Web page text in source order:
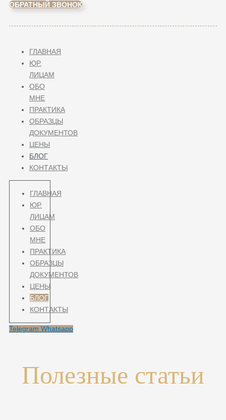
ОБРАТНЫЙ ЗВОНОК
ГЛАВНАЯ
ЮР.
ЛИЦАМ
ОБО
МНЕ
ПРАКТИКА
ОБРАЗЦЫ
ДОКУМЕНТОВ
ЦЕНЫ
БЛОГ
КОНТАКТЫ
ГЛАВНАЯ
ЮР.
ЛИЦАМ
ОБО
МНЕ
ПРАКТИКА
ОБРАЗЦЫ
ДОКУМЕНТОВ
ЦЕНЫ
БЛОГ
КОНТАКТЫ
Telegram Whatsapp
Полезные статьи